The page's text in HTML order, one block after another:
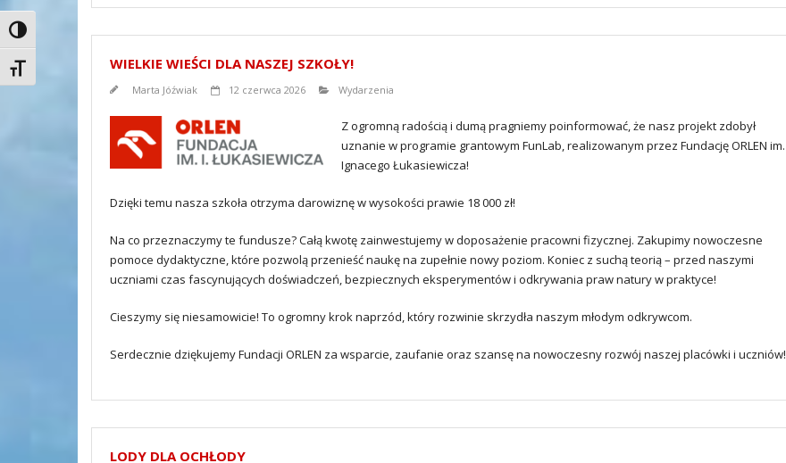
Toggle High Contrast
Toggle Font size WIELKIE WIEŚCI DLA NASZEJ SZKOŁY!
Marta Jóźwiak 12 czerwca 2026 Wydarzenia
Z ogromną radością i dumą pragniemy poinformować, że nasz projekt zdobył
uznanie w programie grantowym FunLab, realizowanym przez Fundację ORLEN im.
Ignacego Łukasiewicza!
Dzięki temu nasza szkoła otrzyma darowiznę w wysokości prawie 18 000 zł!
Na co przeznaczymy te fundusze? Całą kwotę zainwestujemy w doposażenie pracowni fizycznej. Zakupimy nowoczesne
pomoce dydaktyczne, które pozwolą przenieść naukę na zupełnie nowy poziom. Koniec z suchą teorią – przed naszymi
uczniami czas fascynujących doświadczeń, bezpiecznych eksperymentów i odkrywania praw natury w praktyce!
Cieszymy się niesamowicie! To ogromny krok naprzód, który rozwinie skrzydła naszym młodym odkrywcom.
Serdecznie dziękujemy Fundacji ORLEN za wsparcie, zaufanie oraz szansę na nowoczesny rozwój naszej placówki i uczniów!
LODY DLA OCHŁODY